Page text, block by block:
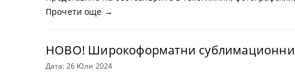
Прочети още →
НОВО! Широкоформатни сублимационни
Дата: 26 Юли 2024